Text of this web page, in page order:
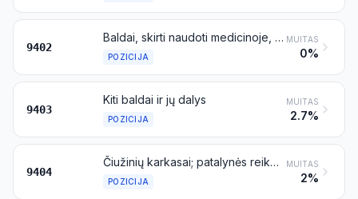
9402
Baldai, skirti naudoti medicinoje, chirurgijoje, stomatologijoje arba veterinarijoje (pavyzdžiui, operaciniai stalai, tyrimų stalai, ligoninių lovos su mechaniniais įtaisais, stomatologijos krėslai); kirpyklų krėslai ir panašūs sukamieji krėslai su atlošimo ir pakėlimo įtaisais; išvardytų dirbinių dalys
POZICIJA
MUITAS
0%
9403
Kiti baldai ir jų dalys
POZICIJA
MUITAS
2.7%
9404
Čiužinių karkasai; patalynės reikmenys ir panašūs baldų reikmenys (pavyzdžiui, čiužiniai, dygsniuoti apklotai, dygsniuotos pūkinės antklodės, dekoratyvinės pagalvėlės, pufai ir pagalvės), spyruokliniai, kimštiniai, užpildyti bet kuriomis medžiagomis arba pagaminti iš akytos gumos ar iš plastikų, apmušti arba neapmušti
POZICIJA
MUITAS
2%